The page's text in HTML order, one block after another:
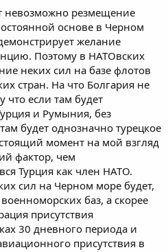
невозможно резмещение
основе в Черном
желание
Поэтому в НАТОвских
неких сил на базе флотов
стран. На что Болгария не
что если там будет
и Румыния, без
будет однозначно турецкое
момент на мой взгляд
фактор, чем
Турция как член НАТО.
сил на Черном море будет,
баз, а скорее
присутствия
30 дневного периода и
присутствия в